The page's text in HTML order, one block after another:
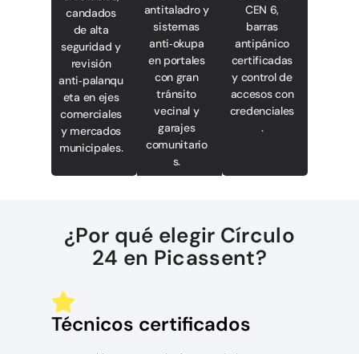
candados
de alta
seguridad y
revisión
anti‑palanqu
eta en ejes
comerciales
y mercados
municipales.
antitaladro y
sistemas
anti‑okupa
en portales
con gran
tránsito
vecinal y
garajes
comunitario
s.
CEN 6,
barras
antipánico
certificadas
y control de
accesos con
credenciales
.
¿Por qué elegir Círculo
24 en Picassent?
Técnicos certificados